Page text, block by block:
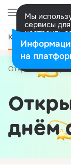
Мы
сервисы
настроить
Категории
Открытки
днём
Игорь
на